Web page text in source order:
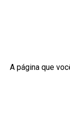
A página que